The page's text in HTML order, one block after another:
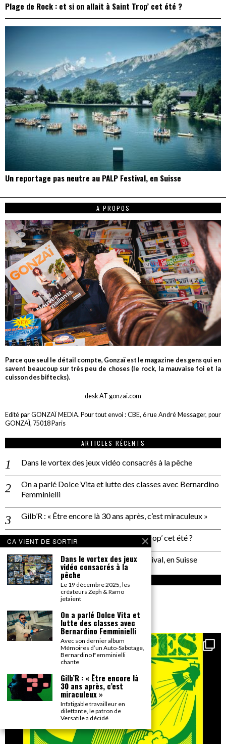
Plage de Rock : et si on allait à Saint Trop’ cet été ?
Un reportage pas neutre au PALP Festival, en Suisse
A PROPOS
Parce que seul le détail compte, Gonzaï est le magazine des gens qui en
savent beaucoup sur très peu de choses (le rock, la mauvaise foi et la
cuisson des biftecks).
desk AT gonzai.com
Edité par GONZAÏ MEDIA. Pour tout envoi : CBE, 6 rue André Messager, pour
GONZAÏ, 75018 Paris
ARTICLES RÉCENTS
Dans le vortex des jeux vidéo consacrés à la pêche
On a parlé Dolce Vita et lutte des classes avec Bernardino
Femminielli
Gilb’R : « Être encore là 30 ans après, c’est miraculeux »
Plage de Rock : et si on allait à Saint Trop’ cet été ?
Un reportage pas neutre au PALP Festival, en Suisse
gonzai_magazine
Seul le détail compte.
CA VIENT DE SORTIR
Dans le vortex des jeux
vidéo consacrés à la
pêche
Le 19 décembre 2025, les
créateurs Zeph & Ramo
jetaient
On a parlé Dolce Vita et
lutte des classes avec
Bernardino Femminielli
Avec son dernier album
Mémoires d’un Auto-Sabotage,
Bernardino Femminielli
chante
Gilb’R : « Être encore là
30 ans après, c’est
miraculeux »
Infatigable travailleur en
dilettante, le patron de
Versatile a décidé